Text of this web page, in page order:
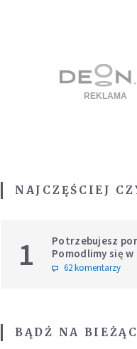
NAJCZĘŚCIEJ
1
Potrzebujesz
Pomodlimy się w
intencji
62 komentarzy
BĄDŹ NA